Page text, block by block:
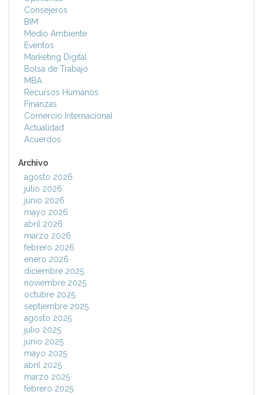
Consejeros
BIM
Medio Ambiente
Eventos
Marketing Digital
Bolsa de Trabajo
MBA
Recursos Humanos
Finanzas
Comercio Internacional
Actualidad
Acuerdos
Archivo
agosto 2026
julio 2026
junio 2026
mayo 2026
abril 2026
marzo 2026
febrero 2026
enero 2026
diciembre 2025
noviembre 2025
octubre 2025
septiembre 2025
agosto 2025
julio 2025
junio 2025
mayo 2025
abril 2025
marzo 2025
febrero 2025